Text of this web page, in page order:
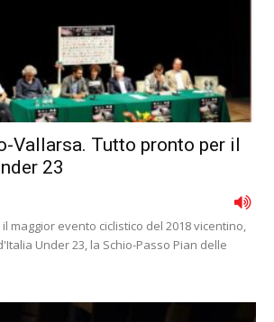
Vallarsa. Tutto pronto per il
23
maggior evento ciclistico del 2018 vicentino,
Under 23, la Schio-Passo Pian delle